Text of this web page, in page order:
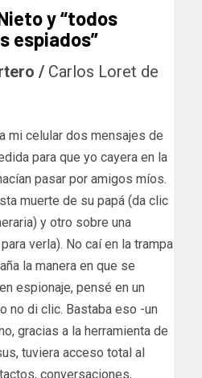
y “todos
espiados”
/ Carlos Loret de
mi celular dos mensajes de
para que yo cayera en la
pasar por amigos míos.
muerte de su papá (da clic
y otro sobre una
verla). No caí en la trampa
la manera en que se
espionaje, pensé en un
no di clic. Bastaba eso -un
gracias a la herramienta de
tuviera acceso total al
conversaciones,